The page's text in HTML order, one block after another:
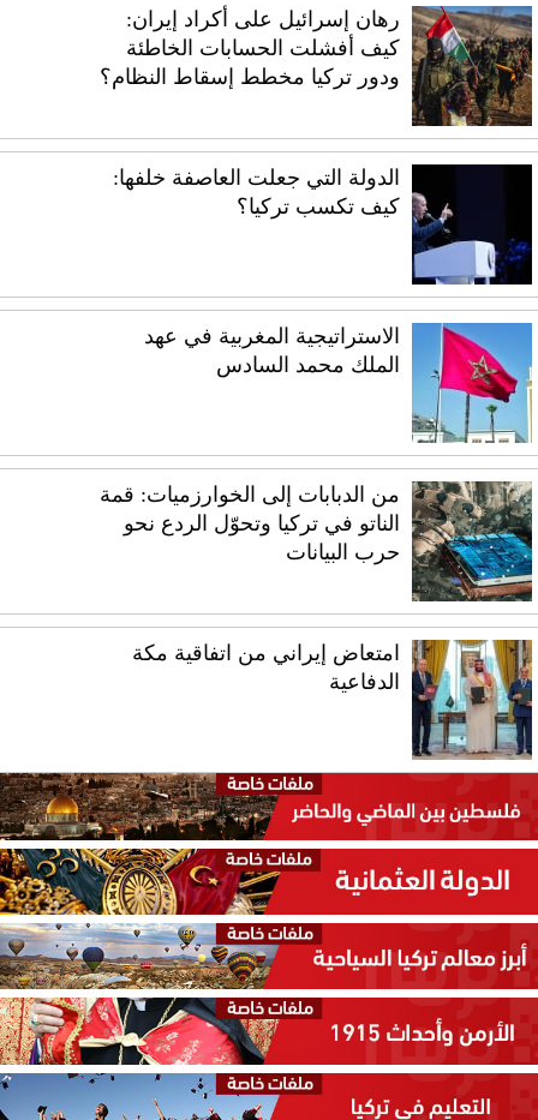
رهان إسرائيل على أكراد إيران:
كيف أفشلت الحسابات الخاطئة
ودور تركيا مخطط إسقاط النظام؟
الدولة التي جعلت العاصفة خلفها:
كيف تكسب تركيا؟
الاستراتيجية المغربية في عهد
الملك محمد السادس
من الدبابات إلى الخوارزميات: قمة
الناتو في تركيا وتحوّل الردع نحو
حرب البيانات
امتعاض إيراني من اتفاقية مكة
الدفاعية